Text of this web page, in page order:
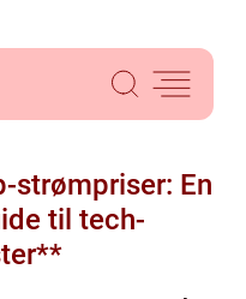
En
til tech-